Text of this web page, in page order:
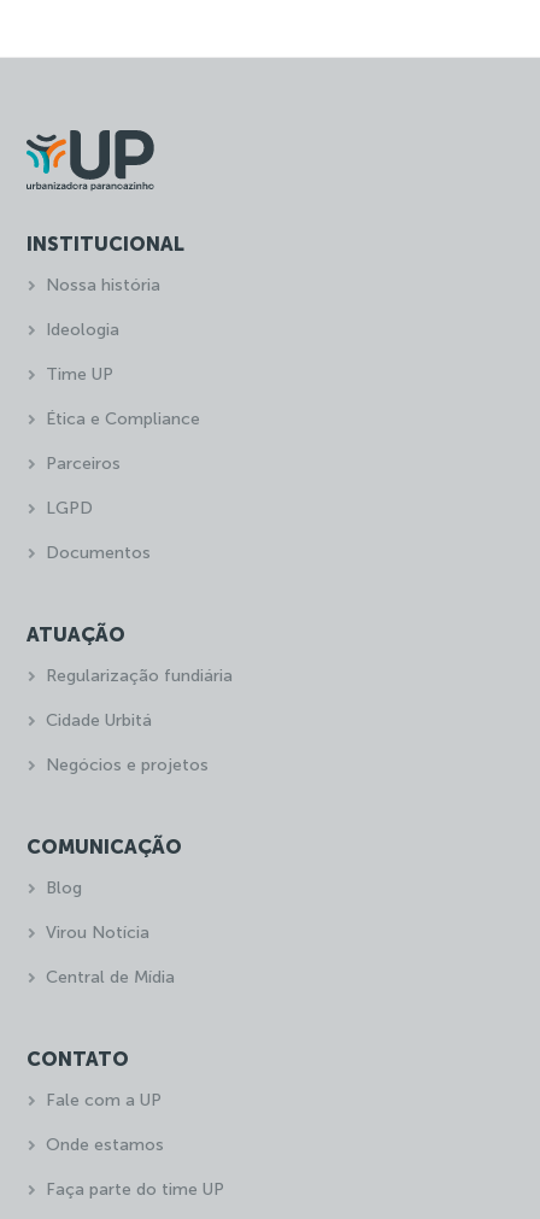
INSTITUCIONAL
Nossa história
Ideologia
Time UP
Ética e Compliance
Parceiros
LGPD
Documentos
ATUAÇÃO
Regularização fundiária
Cidade Urbitá
Negócios e projetos
COMUNICAÇÃO
Blog
Virou Notícia
Central de Mídia
CONTATO
Fale com a UP
Onde estamos
Faça parte do time UP